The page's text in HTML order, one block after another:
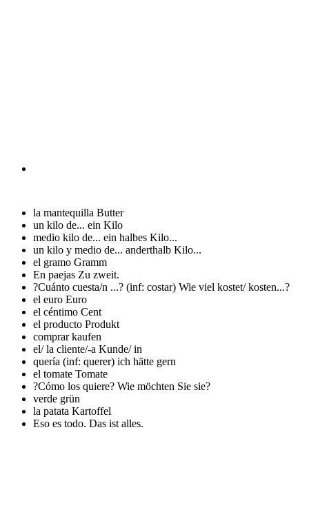
la mantequilla Butter
un kilo de... ein Kilo
medio kilo de... ein halbes Kilo...
un kilo y medio de... anderthalb Kilo...
el gramo Gramm
En paejas Zu zweit.
?Cuánto cuesta/n ...? (inf: costar) Wie viel kostet/ kosten...?
el euro Euro
el céntimo Cent
el producto Produkt
comprarkaufen
el/ la cliente/-a Kunde/ in
quería (inf: querer) ich hätte gern
el tomate Tomate
?Cómo los quiere? Wie möchten Sie sie?
verde grün
la patata Kartoffel
Eso es todo. Das ist alles.